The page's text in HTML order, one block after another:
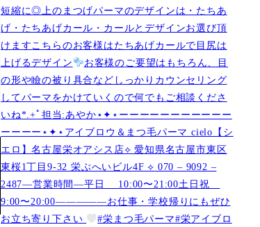
短縮に◎上のまつげパーマのデザインは・たちあ
げ・たちあげカール・カールとデザインお選び頂
けますこちらのお客様はたちあげカールで目尻は
上げるデザイン
お客様のご要望はもちろん、目
の形や瞼の被り具合などしっかりカウンセリング
してパーマをかけていくので何でもご相談くださ
いね︎︎︎*.+ﾟ担当:あやか⋆✦⋆ーーーーーーーーーーー
ーーーー⋆✦⋆アイブロウ＆まつ毛パーマ cielo【シ
エロ】名古屋栄オアシス店︎︎⟡ 愛知県名古屋市東区
東桜1丁目9-32 栄ぶへいビル4F ︎︎⟡ 070 – 9092 –
2487—営業時間—平日 10:00〜21:00土日祝
9:00〜20:00—————お仕事・学校帰りにもぜひ
お立ち寄り下さい
#栄まつ毛パーマ#栄アイブロ